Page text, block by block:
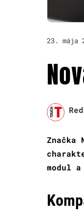
23. mája
Značka
modul